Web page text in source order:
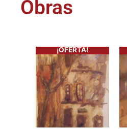
Obras
¡OFERTA!